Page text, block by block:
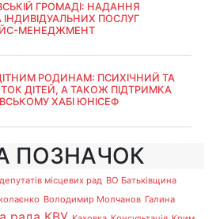
ГРОМАДІ: НАДАННЯ
ПОСЛУГ
МЕНЕДЖМЕНТ
РОДИНАМ: ПСИХІЧНИЙ ТА
ДІТЕЙ, А ТАКОЖ ПІДТРИМКА
ХАБІ ЮНІСЕФ
ПОЗНАЧОК
місцевих рад ВО Батьківщина
Володимир Молчанов Галина